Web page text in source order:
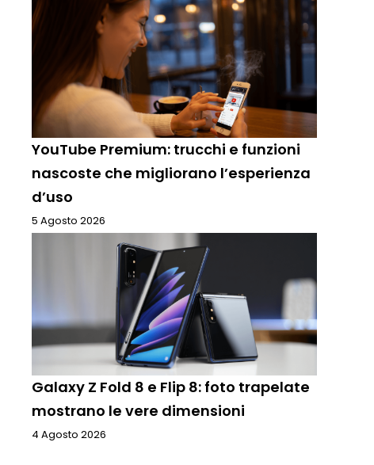
YouTube Premium: trucchi e funzioni
nascoste che migliorano l’esperienza
d’uso
5 Agosto 2026
Galaxy Z Fold 8 e Flip 8: foto trapelate
mostrano le vere dimensioni
4 Agosto 2026